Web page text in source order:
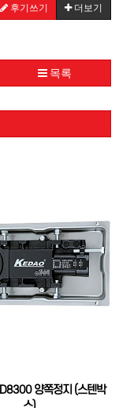
후기쓰기 더보기
목록
양쪽정지 (스텐박